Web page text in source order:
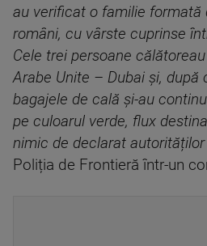
au verificat o familie formată
români, cu vârste cuprinse
Cele trei persoane
Arabe Unite – Dubai și, după
bagajele de cală și-au
pe culoarul verde, flux
nimic de declarat
Poliția de Frontieră într-un